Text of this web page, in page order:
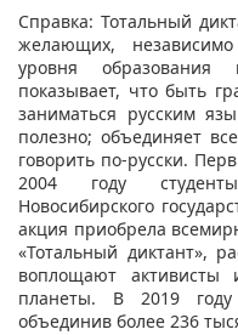
Справка: Тотальный
желающих,
уровня образования
показывает, что быть
заниматься русским
полезно; объединяет
говорить по-русски.
2004 году студенты
Новосибирского
акция приобрела
«Тотальный диктант»,
воплощают активисты
планеты. В 2019 году
объединив более 236